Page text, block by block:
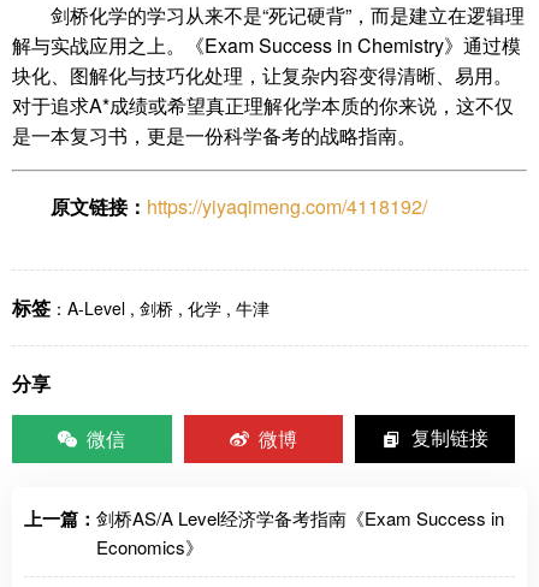
剑桥化学的学习从来不是“死记硬背”，而是建立在逻辑理
解与实战应用之上。《Exam Success in Chemistry》通过模
块化、图解化与技巧化处理，让复杂内容变得清晰、易用。
对于追求A*成绩或希望真正理解化学本质的你来说，这不仅
是一本复习书，更是一份科学备考的战略指南。
原文链接： https://yiyaqimeng.com/4118192/
标签 ： A-Level , 剑桥 , 化学 , 牛津
分享
微信
微博 复制链接
上一篇： 剑桥AS/A Level经济学备考指南《Exam Success in
Economics》